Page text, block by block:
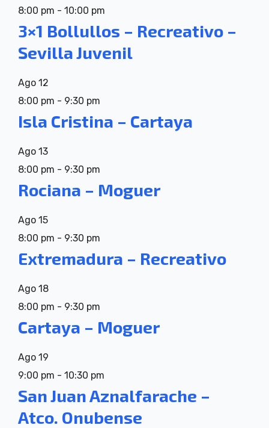
8:00 pm - 10:00 pm
3×1 Bollullos – Recreativo –
Sevilla Juvenil
Ago 12
8:00 pm - 9:30 pm
Isla Cristina – Cartaya
Ago 13
8:00 pm - 9:30 pm
Rociana – Moguer
Ago 15
8:00 pm - 9:30 pm
Extremadura – Recreativo
Ago 18
8:00 pm - 9:30 pm
Cartaya – Moguer
Ago 19
9:00 pm - 10:30 pm
San Juan Aznalfarache –
Atco. Onubense